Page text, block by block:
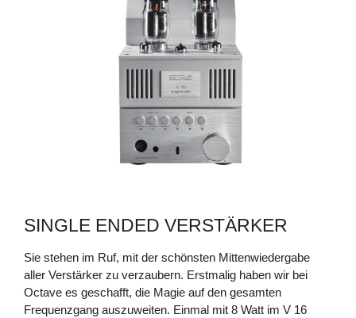
PHONO EQ.2
JUBILEE CLASS A
V 80 SE
SINGLE ENDED VERSTÄRKER
Sie stehen im Ruf, mit der schönsten Mittenwiedergabe
aller Verstärker zu verzaubern. Erstmalig haben wir bei
Octave es geschafft, die Magie auf den gesamten
Frequenzgang auszuweiten. Einmal mit 8 Watt im V 16